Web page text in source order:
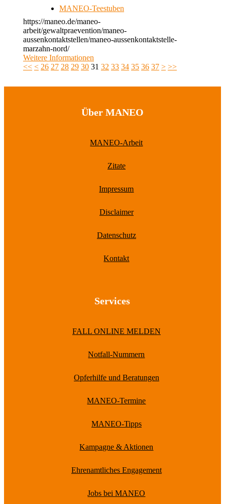
MANEO-Teestuben
https://maneo.de/maneo-
arbeit/gewaltpraevention/maneo-
aussenkontaktstellen/maneo-aussenkontaktstelle-
marzahn-nord/
Weitere Informationen
<< < 26 27 28 29 30 31 32 33 34 35 36 37 > >>
Über MANEO
MANEO-Arbeit
Zitate
Impressum
Disclaimer
Datenschutz
Kontakt
Services
FALL ONLINE MELDEN
Notfall-Nummern
Opferhilfe und Beratungen
MANEO-Termine
MANEO-Tipps
Kampagne & Aktionen
Ehrenamtliches Engagement
Jobs bei MANEO